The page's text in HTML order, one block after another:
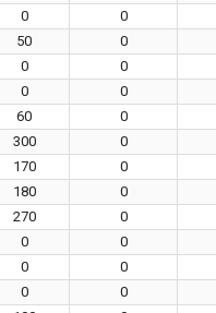
0 0
50 0
0 0
0 0
60 0
300 0
170 0
180 0
270 0
0 0
0 0
0 0